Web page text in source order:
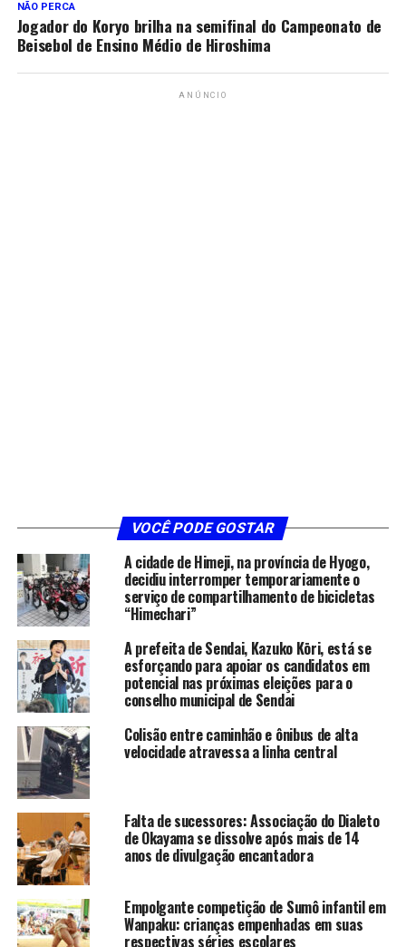
NÃO PERCA
Jogador do Koryo brilha na semifinal do Campeonato de
Beisebol de Ensino Médio de Hiroshima
ANÚNCIO
VOCÊ PODE GOSTAR
A cidade de Himeji, na província de Hyogo,
decidiu interromper temporariamente o
serviço de compartilhamento de bicicletas
“Himechari”
A prefeita de Sendai, Kazuko Kōri, está se
esforçando para apoiar os candidatos em
potencial nas próximas eleições para o
conselho municipal de Sendai
Colisão entre caminhão e ônibus de alta
velocidade atravessa a linha central
Falta de sucessores: Associação do Dialeto
de Okayama se dissolve após mais de 14
anos de divulgação encantadora
Empolgante competição de Sumô infantil em
Wanpaku: crianças empenhadas em suas
respectivas séries escolares